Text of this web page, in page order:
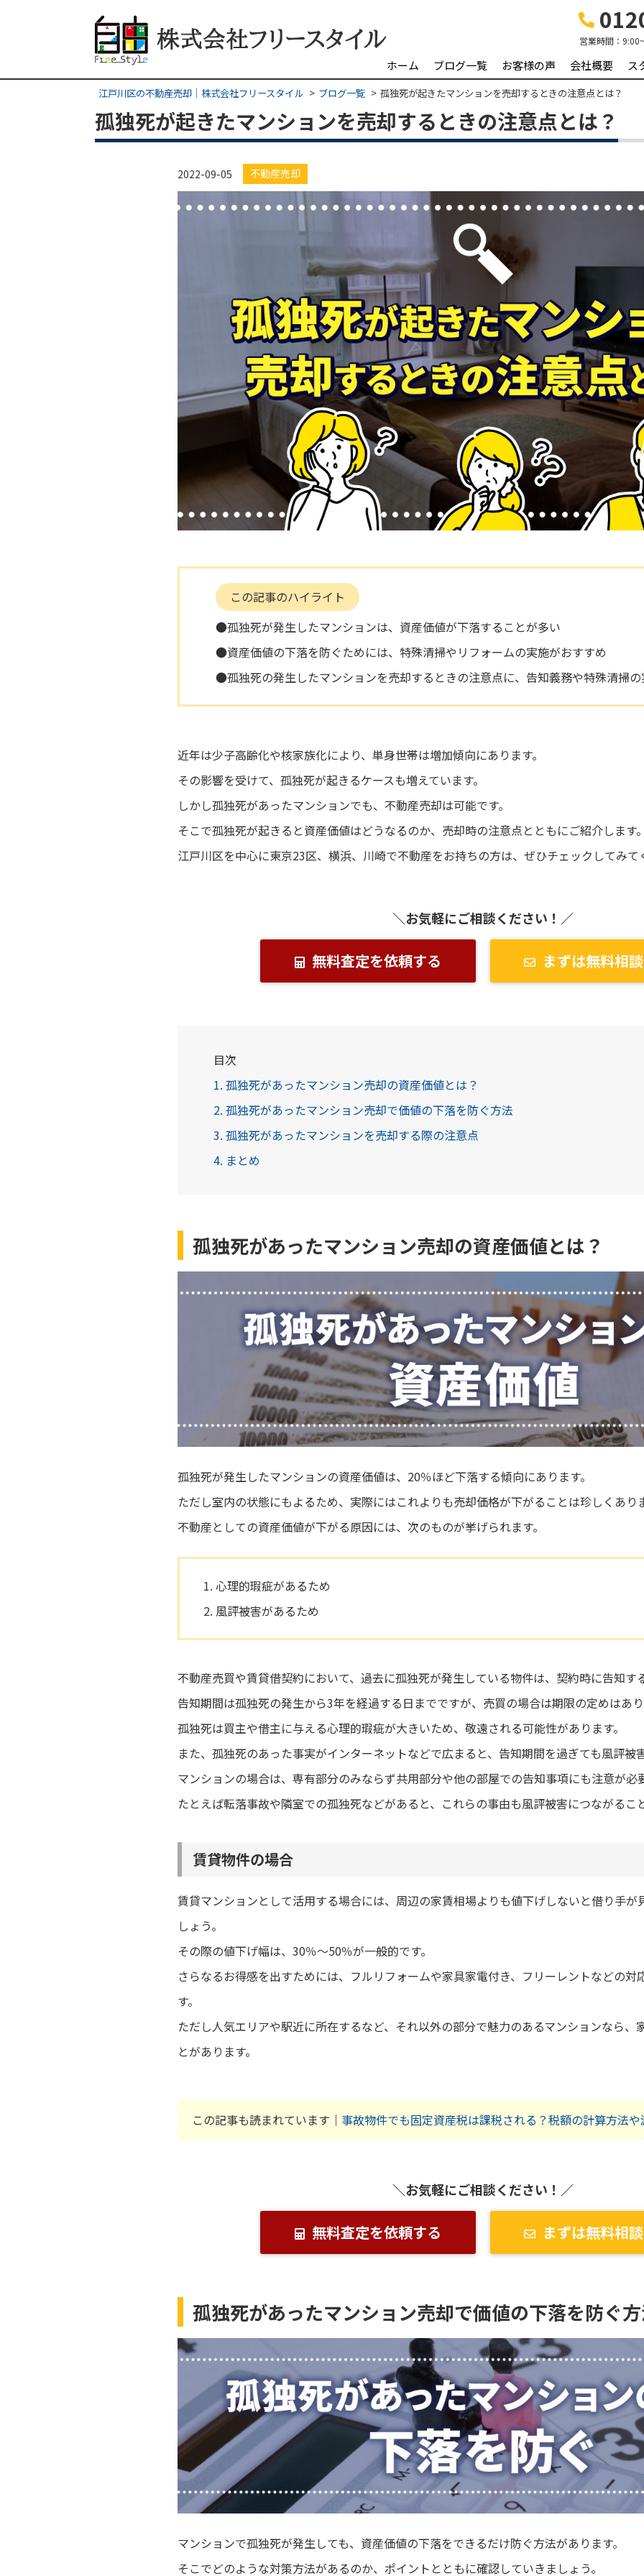
営業時間：
ホーム ブログ一覧 お客様の声 会社概要 ス
江戸川区の不動産売却｜株式会社フリースタイル ブログ一覧 孤独死が起きたマンションを売却するときの注意点とは？
孤独死が起きたマンションを売却するときの注意点とは？
2022-09-05 不動産売却
この記事のハイライト
●孤独死が発生したマンションは、資産価値が下落することが多い
●資産価値の下落を防ぐためには、特殊清掃やリフォームの実施がおすすめ
●孤独死の発生したマンションを売却するときの注意点に、告知義務や特殊清掃
近年は少子高齢化や核家族化により、単身世帯は増加傾向にあります。
その影響を受けて、孤独死が起きるケースも増えています。
しかし孤独死があったマンションでも、不動産売却は可能です。
そこで孤独死が起きると資産価値はどうなるのか、売却時の注意点とともにご紹介します
江戸川区を中心に東京23区、横浜、川崎で不動産をお持ちの方は、ぜひチェックしてみて
＼お気軽にご相談ください！／
無料査定を依頼する まずは無料相
目次
1. 孤独死があったマンション売却の資産価値とは？
2. 孤独死があったマンション売却で価値の下落を防ぐ方法
3. 孤独死があったマンションを売却する際の注意点
4. まとめ
孤独死があったマンション売却の資産価値とは？
孤独死が発生したマンションの資産価値は、20％ほど下落する傾向にあります。
ただし室内の状態にもよるため、実際にはこれよりも売却価格が下がることは珍しくあり
不動産としての資産価値が下がる原因には、次のものが挙げられます。
心理的瑕疵があるため
風評被害があるため
不動産売買や賃貸借契約において、過去に孤独死が発生している物件は、契約時に告知す
告知期間は孤独死の発生から3年を経過する日までですが、売買の場合は期限の定めはあ
孤独死は買主や借主に与える心理的瑕疵が大きいため、敬遠される可能性があります。
また、孤独死のあった事実がインターネットなどで広まると、告知期間を過ぎても風評被
マンションの場合は、専有部分のみならず共用部分や他の部屋での告知事項にも注意が必
たとえば転落事故や隣室での孤独死などがあると、これらの事由も風評被害につながるこ
賃貸物件の場合
賃貸マンションとして活用する場合には、周辺の家賃相場よりも値下げしないと借り手が
しょう。
その際の値下げ幅は、30％～50％が一般的です。
さらなるお得感を出すためには、フルリフォームや家具家電付き、フリーレントなどの対
す。
ただし人気エリアや駅近に所在するなど、それ以外の部分で魅力のあるマンションなら、
とがあります。
この記事も読まれています｜ 事故物件でも固定資産税は課税される？税額の計算方法
＼お気軽にご相談ください！／
無料査定を依頼する まずは無料相
孤独死があったマンション売却で価値の下落を防ぐ
マンションで孤独死が発生しても、資産価値の下落をできるだけ防ぐ方法があります。
そこでどのような対策方法があるのか、ポイントとともに確認していきましょう。